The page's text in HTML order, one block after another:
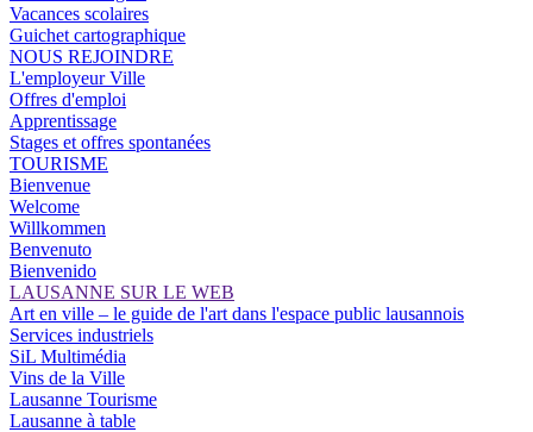
Vacances scolaires
Guichet cartographique
NOUS REJOINDRE
L'employeur Ville
Offres d'emploi
Apprentissage
Stages et offres spontanées
TOURISME
Bienvenue
Welcome
Willkommen
Benvenuto
Bienvenido
LAUSANNE SUR LE WEB
Art en ville – le guide de l'art dans l'espace public lausannois
Services industriels
SiL Multimédia
Vins de la Ville
Lausanne Tourisme
Lausanne à table